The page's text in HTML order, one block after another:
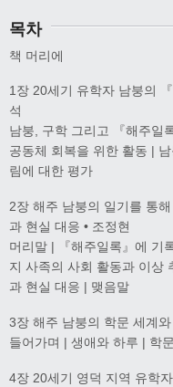
목차
책 머리에
1장 20세기 유학자 남붕의
석
남붕, 구학 그리고 『해주일
공동체 회복을 위한 활동 |
림에 대한 평가
2장 해주 남붕의 일기를 통
과 현실 대응 • 조정현
머리말 | 『해주일록』에 기
지 사족의 사회 활동과 이상
과 현실 대응 | 맺음말
3장 해주 남붕의 학문 세계
들어가며 | 생애와 하루 | 학
4장 20세기 영덕 지역 유학